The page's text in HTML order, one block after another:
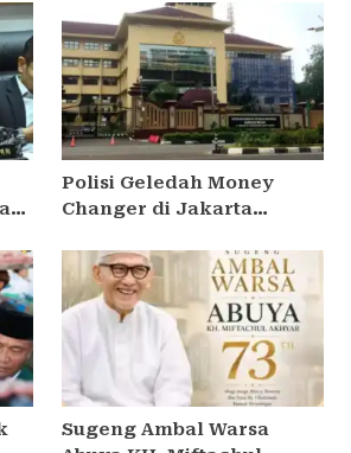
Polisi Geledah Money
Changer di Jakarta
Kasus Korupsi
Sugeng Ambal Warsa